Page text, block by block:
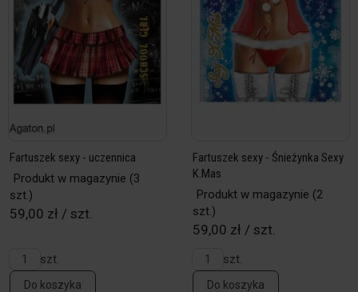
Fartuszek sexy - uczennica
Produkt w magazynie (3
szt.)
59,00 zł / szt.
szt.
Do koszyka
Fartuszek sexy - Śnieżynka Sexy
K.Mas
Produkt w magazynie (2
szt.)
59,00 zł / szt.
szt.
Do koszyka